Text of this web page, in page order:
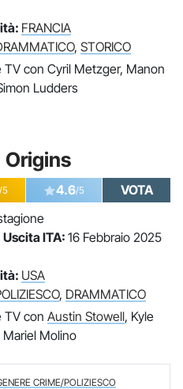
FRANCIA
, STORICO
TV con Cyril Metzger, Manon
Ludders
Origins
5 4.6/5
VOTA
Uscita ITA: 16 Febbraio 2025
USA
, DRAMMATICO
TV con Austin Stowell, Kyle
Mariel Molino
CRIME/POLIZIESCO